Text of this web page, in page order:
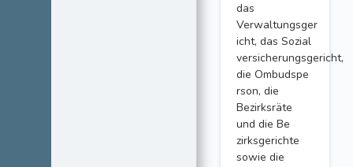
das
Verwaltungsger
icht, das Sozial
versicherungsgericht,
die Ombudspe
rson, die
Bezirksräte
und die Be
zirksgerichte
sowie die